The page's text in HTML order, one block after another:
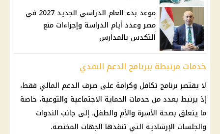
موعد بدء العام الدراسي الجديد 2027 في
مصر وعدد أيام الدراسة وإجراءات منع
التكدس بالمدارس
خدمات مرتبطة ببرنامج الدعم النقدي
لا يقتصربرنامج تكافل وكرامة على صرف الدعم المالي فقط،
إذ يرتبط بعدد من خدمات الحماية الاجتماعية والتوعية، خاصة
ما يتعلق بصحة الأسرة والأم والطفل، إلى جانب الندوات
والجلسات الإرشادية التي تنفذها الجهات المختصة.